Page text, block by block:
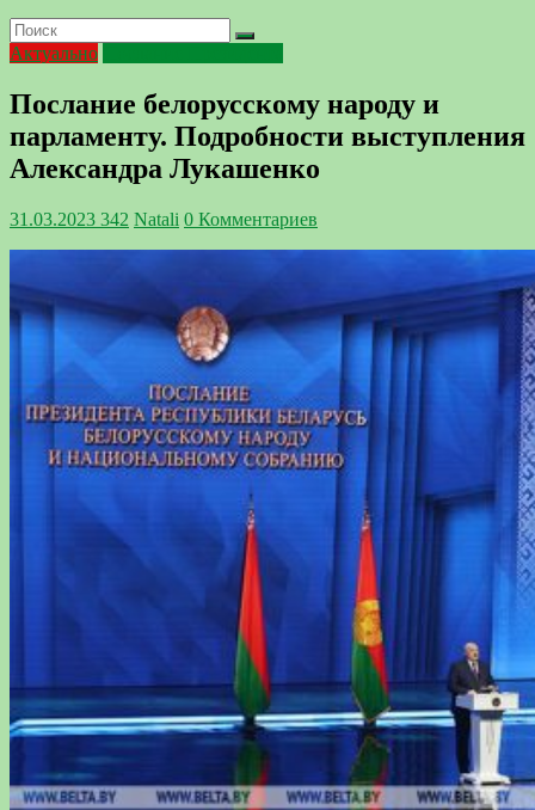
Актуально
Послание белорусскому народу и
парламенту. Подробности выступления
Александра Лукашенко
31.03.2023 342 Natali 0 Комментариев